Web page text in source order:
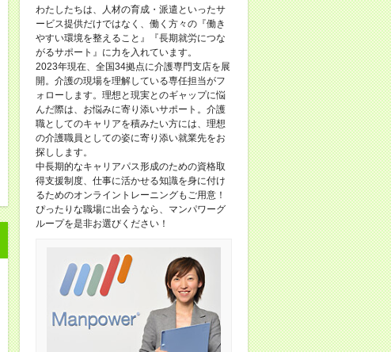
わたしたちは、人材の育成・派遣といったサ
ービス提供だけではなく、働く方々の『働き
やすい環境を整えること』『長期就労につな
がるサポート』に力を入れています。
2023年現在、全国34拠点に介護専門支店を展
開。介護の現場を理解している専任担当がフ
ォローします。理想と現実とのギャップに悩
んだ際は、お悩みに寄り添いサポート。介護
職としてのキャリアを積みたい方には、理想
の介護職員としての姿に寄り添い就業先をお
探しします。
中長期的なキャリアパス形成のための資格取
得支援制度、仕事に活かせる知識を身に付け
るためのオンライントレーニングもご用意！
ぴったりな職場に出会うなら、マンパワーグ
ループを是非お選びください！